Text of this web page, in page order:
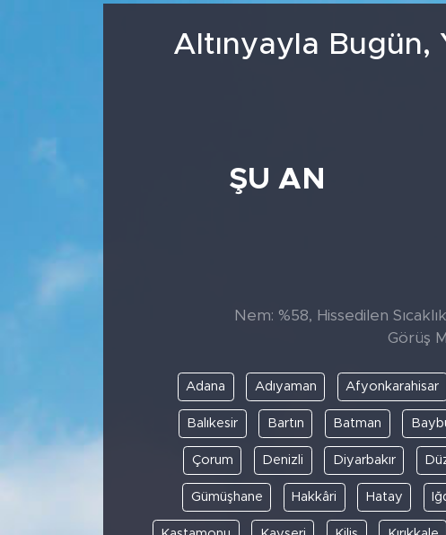
Altınyayla Bugün,
ŞU AN
Nem: %58, Hissedilen
Görüş
Adana Adıyaman Afyonkarahisar
Balıkesir Bartın Batman
Çorum Denizli Diyarbakır
Gümüşhane Hakkâri Hatay